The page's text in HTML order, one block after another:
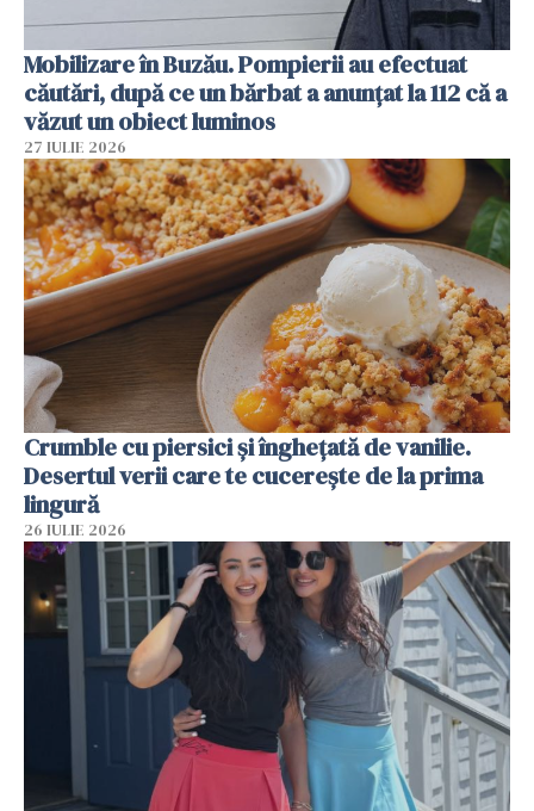
Mobilizare în Buzău. Pompierii au efectuat
căutări, după ce un bărbat a anunțat la 112 că a
văzut un obiect luminos
27 IULIE 2026
Crumble cu piersici și înghețată de vanilie.
Desertul verii care te cucerește de la prima
lingură
26 IULIE 2026